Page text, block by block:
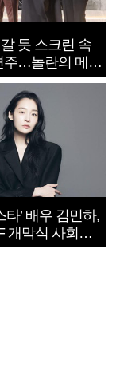
듯 스크린 속
주…놀란의 메시
속죄’
타’ 배우 김민하,
개막식 사회자